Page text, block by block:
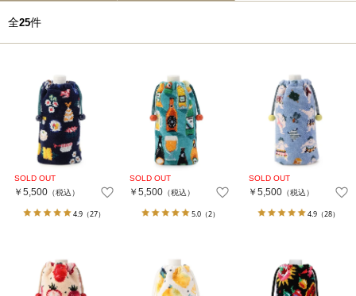
全25件
￥5,500（税込）
4.9 （27）
￥5,500 （税込）
5.0（2）
￥5,500（税込）
4.9 （28）